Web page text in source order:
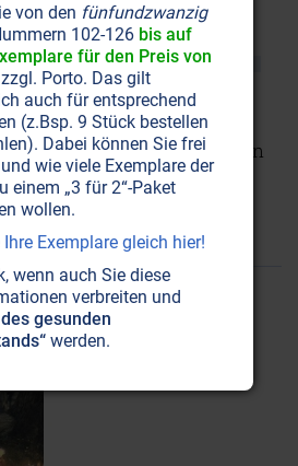
UNIVERSUM
KOMMUNIKATION MIT DER NATUR
der Erde
erschuf. Welche Rhythmen
wunderbar ihr Gewand
Menschen Rolle darin.
von den fünfundzwanzig
102-126 bis auf
für den Preis von
zzgl. Porto. Das gilt
auch für entsprechend
(z.Bsp. 9 Stück bestellen
Dabei können Sie frei
wie viele Exemplare der
einem „3 für 2“-Paket
wollen.
Ihre Exemplare gleich hier!
wenn auch Sie diese
verbreiten und
gesunden
werden.